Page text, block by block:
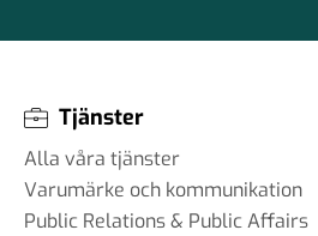
Tjänster
Alla våra tjänster
Varumärke och kommunikation
Public Relations & Public Affairs